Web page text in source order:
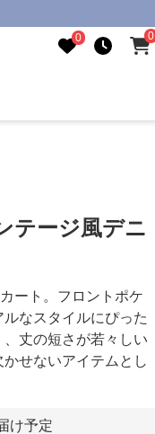
0 0
ージ風デニ
ート。フロントポケ
なスタイルにぴった
丈の短さが若々しい
せないアイテムとし
け予定